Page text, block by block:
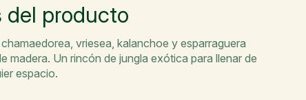
del producto
vriesea, kalanchoe y esparraguera
madera. Un rincón de jungla exótica para llenar de
espacio.